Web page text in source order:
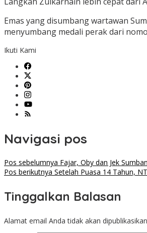
Emas yang disumbang wartawan
menyumbang medali perak dari
Ikuti Kami
Navigasi pos
Pos sebelumnya Fajar, Oby dan Jek
Pos berikutnya Setelah Puasa 14 Tahun,
Tinggalkan Balasan
Alamat email Anda tidak akan